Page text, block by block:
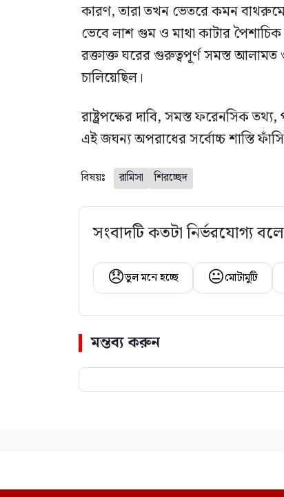
কারণ, তারা তখন ভেতরে কমন
ভেবে লাশ গুম ও মাথা কাটার পৈশাচিক
রক্তাক্ত ঘরের গুরুত্বপূর্ণ সমস্ত আলামত
চালিয়েছিল।
রাষ্ট্রপক্ষের দাবি, সমস্ত ফরেনসিক
এই জঘন্য অপরাধের সর্বোচ্চ শাস্তি
বিষয়ঃ রামিসা শিরচ্ছেদ
সংবাদটি কতটা নির্ভরযোগ্য
😞ভুল মনে হচ্ছে 😐মোটামুটি
মন্তব্য করুন